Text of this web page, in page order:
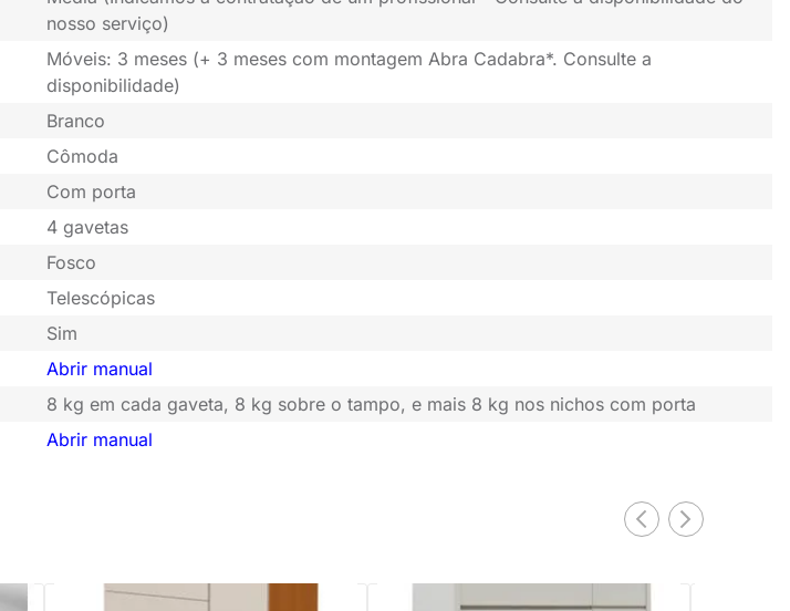
nosso serviço)
Móveis: 3 meses (+ 3 meses com montagem Abra Cadabra*. Consulte a
disponibilidade)
Branco
Cômoda
Com porta
4 gavetas
Fosco
Telescópicas
Sim
Abrir manual
8 kg em cada gaveta, 8 kg sobre o tampo, e mais 8 kg nos nichos com porta
Abrir manual